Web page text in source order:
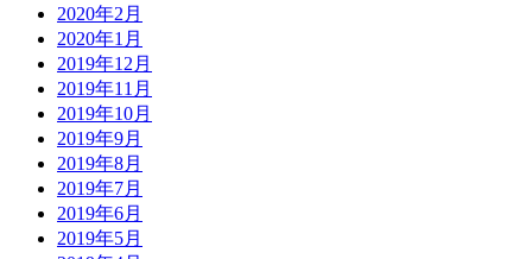
2020年2月
2020年1月
2019年12月
2019年11月
2019年10月
2019年9月
2019年8月
2019年7月
2019年6月
2019年5月